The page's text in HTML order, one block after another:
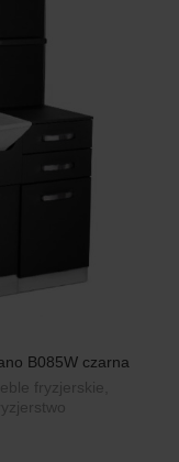
B085W czarna
B085W czarna
fryzjerskie